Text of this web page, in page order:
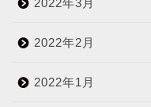
2022年2月
2022年1月